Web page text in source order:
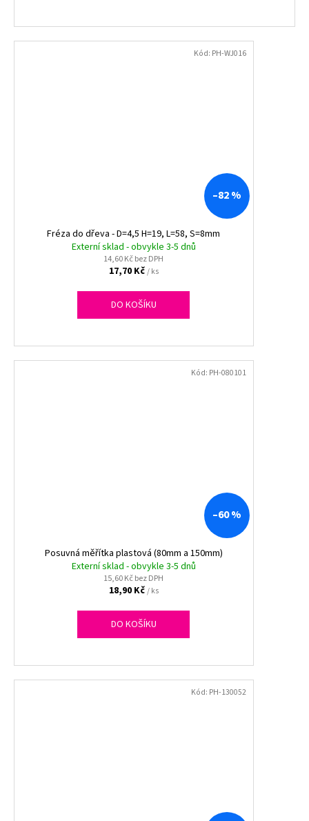
–82 %
Fréza do dřeva - D=4,5 H=19, L=58, S=8mm
Externí sklad - obvykle 3-5 dnů
14,60 Kč bez DPH
17,70 Kč/ ks
DO KOŠÍKU
Kód: PH-WJ016
–60 %
Posuvná měřítka plastová (80mm a 150mm)
Externí sklad - obvykle 3-5 dnů
15,60 Kč bez DPH
18,90 Kč/ ks
DO KOŠÍKU
Kód: PH-080101
Kód: PH-130052